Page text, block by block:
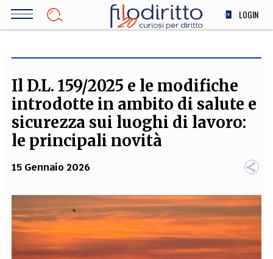
Salta
LOGIN
SOCIETÀ
MEDICINA
SCIENZA
STORIA E FILOSOFIA
TEAM
REDAZIONE COMITATO SCIENTIFICO AUTORI CURATORI
FOTOGRAFI
PARTNER COLLABORA CON NOI
Il D.L. 159/2025 e le modifiche
introdotte in ambito di salute e
sicurezza sui luoghi di lavoro:
le principali novità
15 Gennaio 2026